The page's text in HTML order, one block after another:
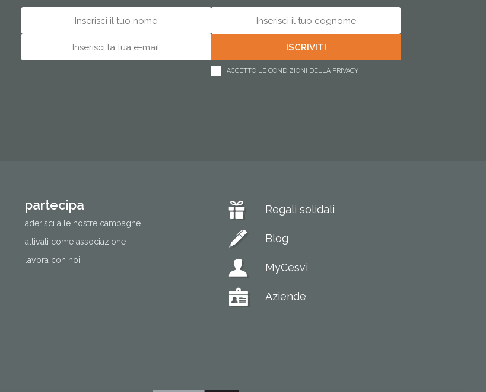
ACCETTO LE CONDIZIONI DELLA PRIVACY
partecipa
aderisci alle nostre campagne
attivati come associazione
lavora con noi
Regali solidali
Blog
MyCesvi
Aziende